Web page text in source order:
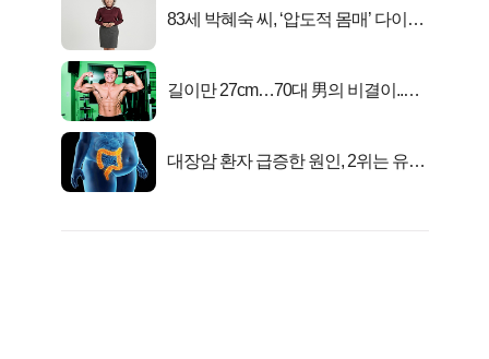
83세 박혜숙 씨, ‘압도적 몸매’ 다이어
길이만 27cm…70대 男의 비결이..충
대장암 환자 급증한 원인, 2위는 유산